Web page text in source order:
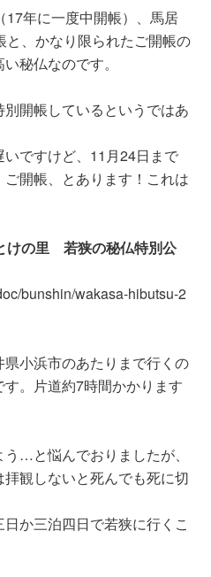
年に一度中開帳）、馬居
、かなり限られたご開帳の
秘仏なのです。
開帳しているというではあ
ですけど、11月24日まで
開帳、とあります！これは
けの里 若狭の秘仏特別公
bunshin/wakasa-hibutsu-2
小浜市のあたりまで行くの
。片道約7時間かかります
…と悩んでおりましたが、
観しないと死んでも死に切
か三泊四日で若狭に行くこ